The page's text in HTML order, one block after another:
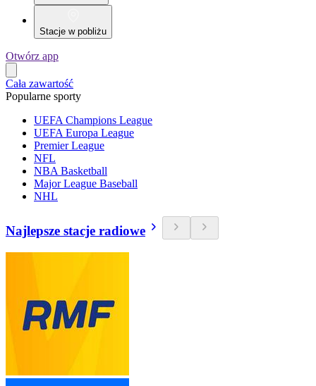
Stacje w pobliżu
Otwórz app
Cała zawartość
Popularne sporty
UEFA Champions League
UEFA Europa League
Premier League
NFL
NBA Basketball
Major League Baseball
NHL
Najlepsze stacje radiowe